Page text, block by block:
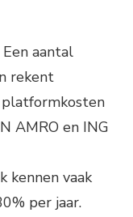
Een aantal
rekent
AMRO en ING
kennen vaak
per jaar.